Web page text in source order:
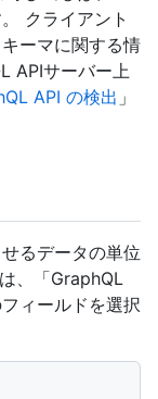
クライアント
ーマに関する情
APIサーバー上
API の検出 」
るデータの単位
、「GraphQL
ィールドを選択